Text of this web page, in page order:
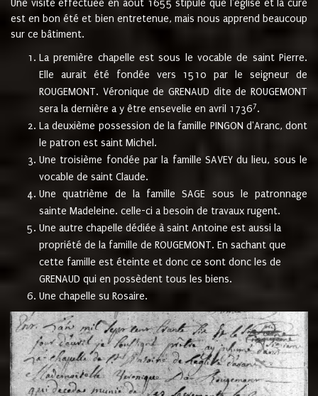
Une visite effectuée en août 1655 stipule que l'église et la cure
est en bon été et bien entretenue, mais nous apprend beaucoup
sur ce bâtiment.
La première chapelle est sous le vocable de saint Pierre.
Elle aurait été fondée vers 1510 par le seigneur de
ROUGEMONT. Véronique de GRENAUD dite de ROUGEMONT
sera la dernière a y être ensevelie en avril 17367.
La deuxième possession de la famille PINGON d'Aranc, dont
le patron est saint Michel.
Une troisième fondée par la famille SAVEY du lieu, sous le
vocable de saint Claude.
Une quatrième de la famille SAGE sous le patronnage
sainte Madeleine. celle-ci a besoin de travaux rugent.
Une autre chapelle dédiée à saint Antoine est aussi la
propriété de la famille de ROUGEMONT. En sachant que
cette famille est éteinte et donc ce sont donc les de
GRENAUD qui en possèdent tous les biens.
Une chapelle su Rosaire.